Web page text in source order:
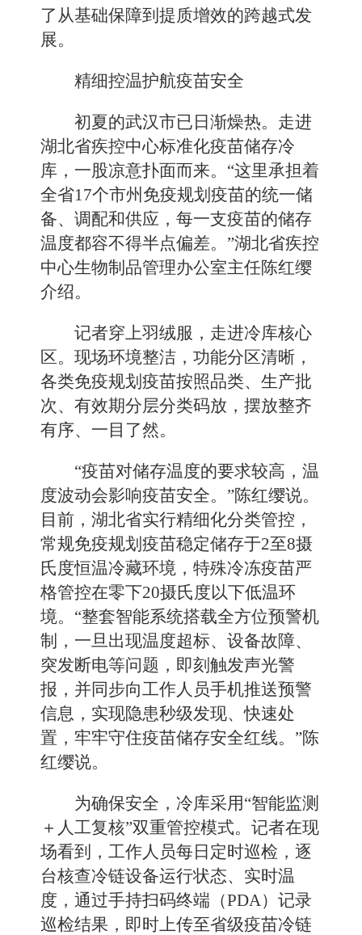
了从基础保障到提质增效的跨越式发
展。
精细控温护航疫苗安全
初夏的武汉市已日渐燥热。走进
湖北省疾控中心标准化疫苗储存冷
库，一股凉意扑面而来。“这里承担着
全省17个市州免疫规划疫苗的统一储
备、调配和供应，每一支疫苗的储存
温度都容不得半点偏差。”湖北省疾控
中心生物制品管理办公室主任陈红缨
介绍。
记者穿上羽绒服，走进冷库核心
区。现场环境整洁，功能分区清晰，
各类免疫规划疫苗按照品类、生产批
次、有效期分层分类码放，摆放整齐
有序、一目了然。
“疫苗对储存温度的要求较高，温
度波动会影响疫苗安全。”陈红缨说。
目前，湖北省实行精细化分类管控，
常规免疫规划疫苗稳定储存于2至8摄
氏度恒温冷藏环境，特殊冷冻疫苗严
格管控在零下20摄氏度以下低温环
境。“整套智能系统搭载全方位预警机
制，一旦出现温度超标、设备故障、
突发断电等问题，即刻触发声光警
报，并同步向工作人员手机推送预警
信息，实现隐患秒级发现、快速处
置，牢牢守住疫苗储存安全红线。”陈
红缨说。
为确保安全，冷库采用“智能监测
＋人工复核”双重管控模式。记者在现
场看到，工作人员每日定时巡检，逐
台核查冷链设备运行状态、实时温
度，通过手持扫码终端（PDA）记录
巡检结果，即时上传至省级疫苗冷链